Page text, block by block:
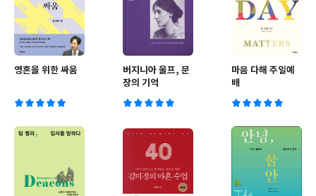
영혼을 위한 싸움
버지니아 울프, 문
장의 기억
마음 다해 주일예
배